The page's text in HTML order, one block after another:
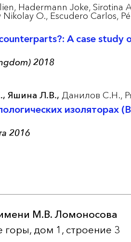
Hadermann Joke, Sirotina
Nikolay O., Escudero Carlos,
A case study
2018
Яшина Л.В., Данилов С.Н.,
изоляторах
2016
М.В. Ломоносова
горы, дом 1, строение 3